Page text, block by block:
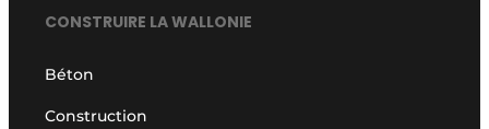
CONSTRUIRE LA WALLONIE
Béton
Construction